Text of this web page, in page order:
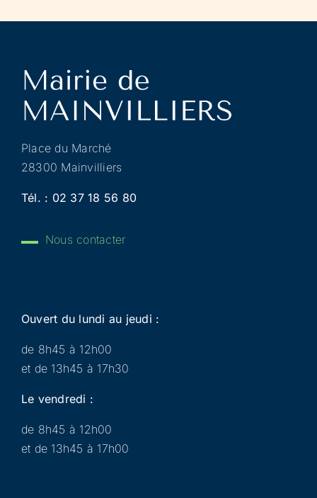
Place du Marché
28300 Mainvilliers
Tél. : 02 37 18 56 80
Nous contacter
Ouvert du lundi au jeudi :
de 8h45 à 12h00
et de 13h45 à 17h30
Le vendredi :
de 8h45 à 12h00
et de 13h45 à 17h00